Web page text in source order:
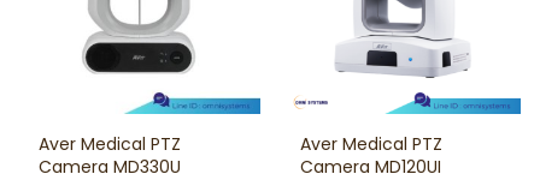
Aver Medical PTZ
Camera MD330U
Aver Medical PTZ
Camera MD120UI